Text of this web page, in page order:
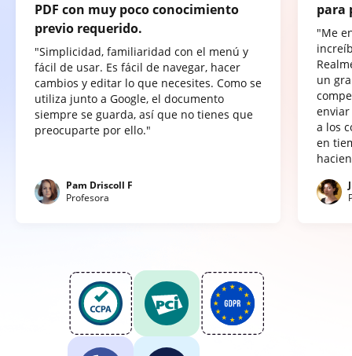
PDF con muy poco conocimiento
previo requerido.
"Simplicidad, familiaridad con el menú y
fácil de usar. Es fácil de navegar, hacer
cambios y editar lo que necesites. Como se
utiliza junto a Google, el documento
siempre se guarda, así que no tienes que
preocuparte por ello."
Pam Driscoll F
Profesora
para
"Me
un
a los
en